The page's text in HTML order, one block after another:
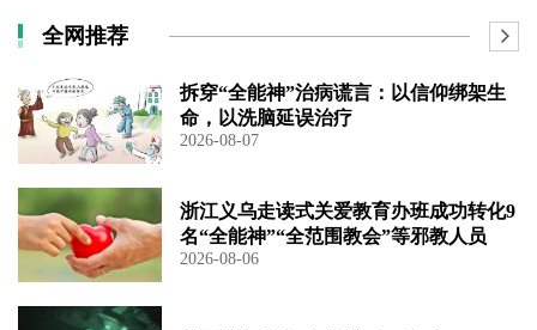
全网推荐
拆穿“全能神”治病谎言：以信仰绑架生
命，以洗脑延误治疗
2026-08-07
浙江义乌走读式关爱教育办班成功转化9
名“全能神”“全范围教会”等邪教人员
2026-08-06